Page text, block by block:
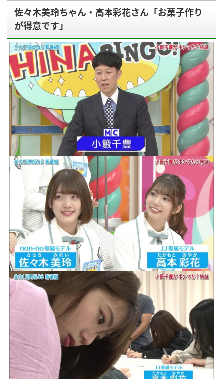
佐々木美玲ちゃん・高本彩花さん「お菓子作り
が得意です」